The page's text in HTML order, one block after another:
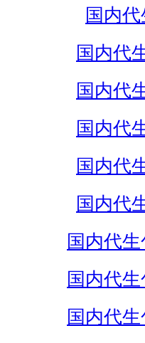
国内
国内代
国内代
国内代
国内代
国内代
国内代
国内代
国内代